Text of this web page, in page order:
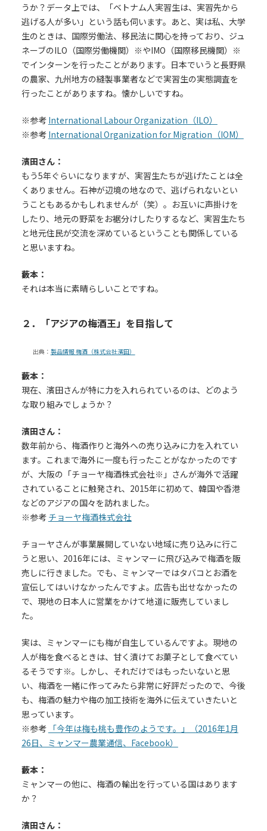
うか？データ上では、「ベトナム人実習生は、実習先から
逃げる人が多い」という話も伺います。あと、実は私、大学
生のときは、国際労働法、移民法に関心を持っており、ジュ
ネーブのILO（国際労働機関）※やIMO（国際移民機関）※
でインターンを行ったことがあります。日本でいうと長野県
の農家、九州地方の縫製事業者などで実習生の実態調査を
行ったことがありますね。懐かしいですね。
※参考 International Labour Organization（ILO）
※参考 International Organization for Migration（IOM）
濱田さん：
もう5年ぐらいになりますが、実習生たちが逃げたことは全
くありません。石神が辺境の地なので、逃げられないとい
うこともあるかもしれませんが（笑）。お互いに声掛けを
したり、地元の野菜をお裾分けしたりするなど、実習生たち
と地元住民が交流を深めているということも関係している
と思いますね。
藪本：
それは本当に素晴らしいことですね。
２．「アジアの梅酒王」を目指して
出典： 製品情報 梅酒（株式会社濱田）
藪本：
現在、濱田さんが特に力を入れられているのは、どのよう
な取り組みでしょうか？
濱田さん：
数年前から、梅酒作りと海外への売り込みに力を入れてい
ます。これまで海外に一度も行ったことがなかったのです
が、大阪の「チョーヤ梅酒株式会社※」さんが海外で活躍
されていることに触発され、2015年に初めて、韓国や香港
などのアジアの国々を訪れました。
※参考 チョーヤ梅酒株式会社
チョーヤさんが事業展開していない地域に売り込みに行こ
うと思い、2016年には、ミャンマーに飛び込みで梅酒を販
売しに行きました。でも、ミャンマーではタバコとお酒を
宣伝してはいけなかったんですよ。広告も出せなかったの
で、現地の日本人に営業をかけて地道に販売していまし
た。
実は、ミャンマーにも梅が自生しているんですよ。現地の
人が梅を食べるときは、甘く漬けてお菓子として食べてい
るそうです※。しかし、それだけではもったいないと思
い、梅酒を一緒に作ってみたら非常に好評だったので、今後
も、梅酒の魅力や梅の加工技術を海外に伝えていきたいと
思っています。
※参考 「今年は梅も桃も豊作のようです。」（2016年1月
26日、ミャンマー農業通信、Facebook）
藪本：
ミャンマーの他に、梅酒の輸出を行っている国はあります
か？
濱田さん：